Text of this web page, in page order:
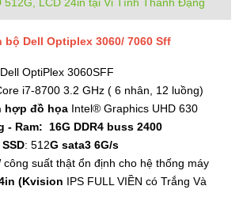
512G, LCD 24in tại Vi Tính Thành Đặng
Dell Optiplex 3060/ 7060 Sff
Dell OptiPlex 3060SFF
i7-8700 3.2 GHz ( 6 nhân, 12 luồng)
hợp đồ họa Intel® Graphics UHD 630
- Ram: 16G DDR4 buss 2400
: 512G sata3 6G/s
công suất thật ổn định cho hệ thống máy
(Kvision IPS FULL VIỀN có Trắng Và